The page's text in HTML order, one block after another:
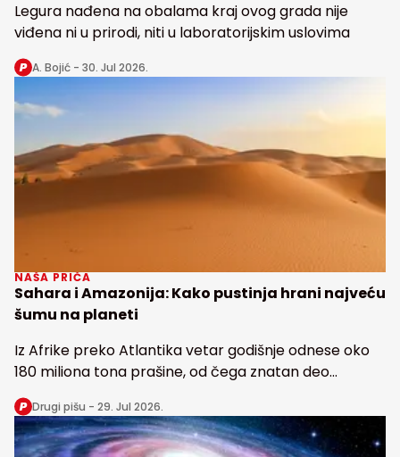
Legura nađena na obalama kraj ovog grada nije
viđena ni u prirodi, niti u laboratorijskim uslovima
A. Bojić - 30. Jul 2026.
NAŠA PRIČA
Sahara i Amazonija: Kako pustinja hrani najveću
šumu na planeti
Iz Afrike preko Atlantika vetar godišnje odnese oko
180 miliona tona prašine, od čega znatan deo
snabdeva fosforom najveću tropsku kišnu šumu na
Zemlji
Drugi pišu - 29. Jul 2026.